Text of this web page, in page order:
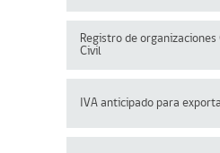
Registro de organizaciones
Civil
IVA anticipado para